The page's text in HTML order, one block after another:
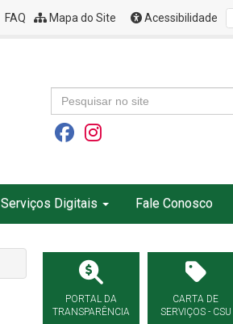
FAQ Mapa do Site Acessibilidade
Serviços Digitais Fale Conosco
PORTAL DA
TRANSPARÊNCIA
CARTA DE
SERVIÇOS - CSU